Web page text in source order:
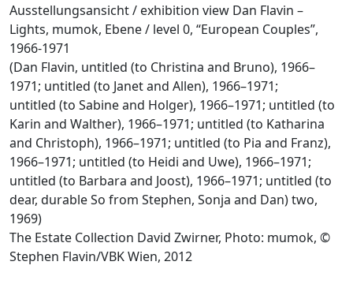
Ausstellungsansicht / exhibition view Dan Flavin –
Lights, mumok, Ebene / level 0, “European Couples”,
1966-1971
(Dan Flavin, untitled (to Christina and Bruno), 1966–
1971; untitled (to Janet and Allen), 1966–1971;
untitled (to Sabine and Holger), 1966–1971; untitled (to
Karin and Walther), 1966–1971; untitled (to Katharina
and Christoph), 1966–1971; untitled (to Pia and Franz),
1966–1971; untitled (to Heidi and Uwe), 1966–1971;
untitled (to Barbara and Joost), 1966–1971; untitled (to
dear, durable So from Stephen, Sonja and Dan) two,
1969)
The Estate Collection David Zwirner, Photo: mumok, ©
Stephen Flavin/VBK Wien, 2012